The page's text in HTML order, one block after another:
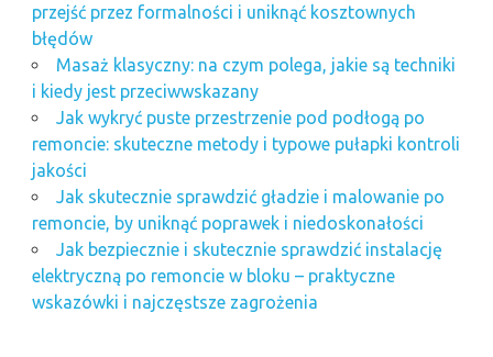
przejść przez formalności i uniknąć kosztownych
błędów
Masaż klasyczny: na czym polega, jakie są techniki
i kiedy jest przeciwwskazany
Jak wykryć puste przestrzenie pod podłogą po
remoncie: skuteczne metody i typowe pułapki kontroli
jakości
Jak skutecznie sprawdzić gładzie i malowanie po
remoncie, by uniknąć poprawek i niedoskonałości
Jak bezpiecznie i skutecznie sprawdzić instalację
elektryczną po remoncie w bloku – praktyczne
wskazówki i najczęstsze zagrożenia